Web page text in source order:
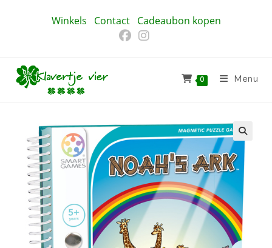
Winkels Contact Cadeaubon kopen
0 Menu
🔍